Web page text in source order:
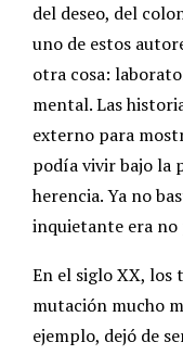
del deseo, del
uno de estos
otra cosa:
mental. Las
externo para
podía vivir bajo la
herencia.Ya no
inquietante era no
En el siglo XX,
mutación mucho
ejemplo, dejó de